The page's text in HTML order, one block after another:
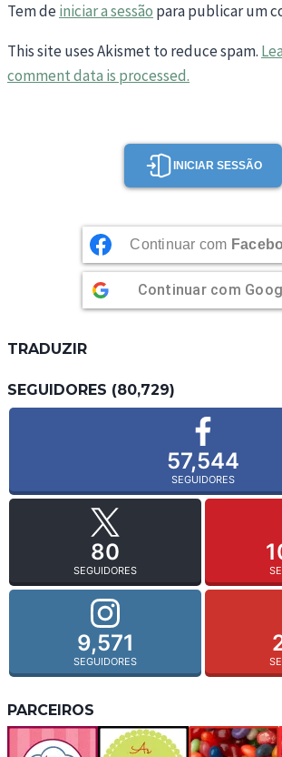
Tem deiniciar a sessão para publicar um
This site uses Akismet to reduce spam.
comment data is processed.
INICIAR SESSÃO
Continuar com
Continuar com
TRADUZIR
SEGUIDORES (80,729)
57,544
SEGUIDORES
80
SEGUIDORES
9,571
SEGUIDORES
PARCEIROS